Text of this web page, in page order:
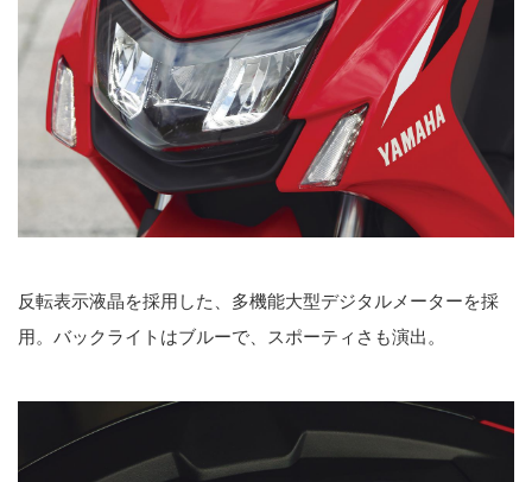
反転表示液晶を採用した、多機能大型デジタルメーターを採
用。バックライトはブルーで、スポーティさも演出。